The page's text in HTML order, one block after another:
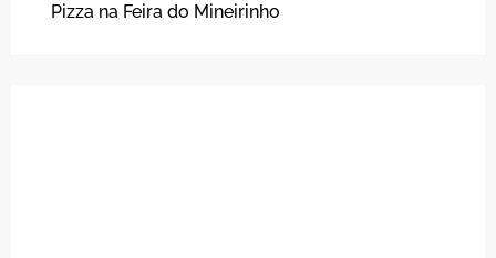
Pizza na Feira do Mineirinho